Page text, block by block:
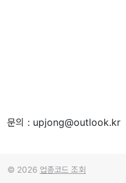
문의 : upjong@outlook.kr
© 2026 업종코드 조회